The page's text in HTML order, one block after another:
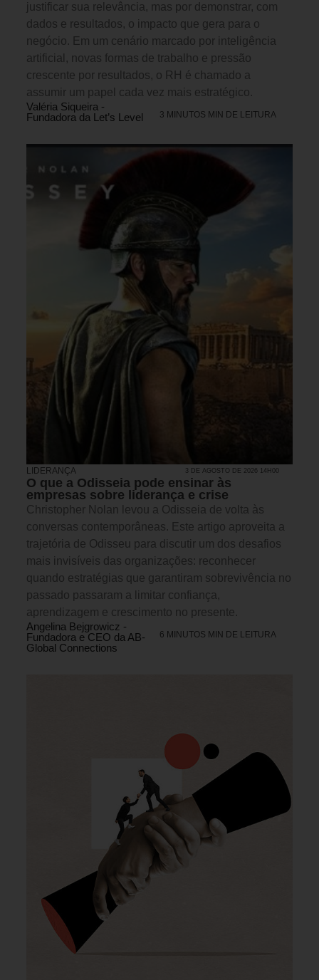
justificar sua relevância, mas por demonstrar, com
dados e resultados, o impacto que gera para o
negócio. Em um cenário marcado por inteligência
artificial, novas formas de trabalho e pressão
crescente por resultados, o RH é chamado a
assumir um papel cada vez mais estratégico.
Valéria Siqueira -
Fundadora da Let’s Level
3 MINUTOS MIN DE LEITURA
LIDERANÇA 3 DE AGOSTO DE 2026 14H00
O que a Odisseia pode ensinar às
empresas sobre liderança e crise
Christopher Nolan levou a Odisseia de volta às
conversas contemporâneas. Este artigo aproveita a
trajetória de Odisseu para discutir um dos desafios
mais invisíveis das organizações: reconhecer
quando estratégias que garantiram sobrevivência no
passado passaram a limitar confiança,
aprendizagem e crescimento no presente.
Angelina Bejgrowicz -
Fundadora e CEO da AB-
Global Connections
6 MINUTOS MIN DE LEITURA